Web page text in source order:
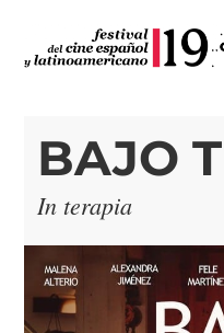
BAJO
In terapia